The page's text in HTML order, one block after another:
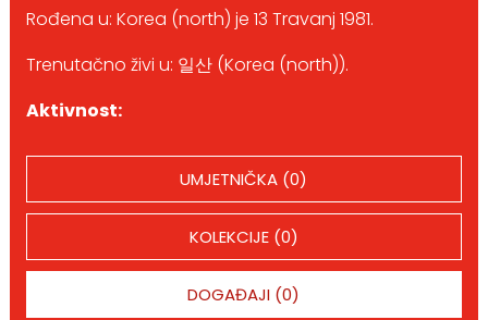
Rođena u: Korea (north) je 13 Travanj 1981.
Trenutačno živi u: 일산 (Korea (north)).
Aktivnost:
UMJETNIČKA (0)
KOLEKCIJE (0)
DOGAĐAJI (0)